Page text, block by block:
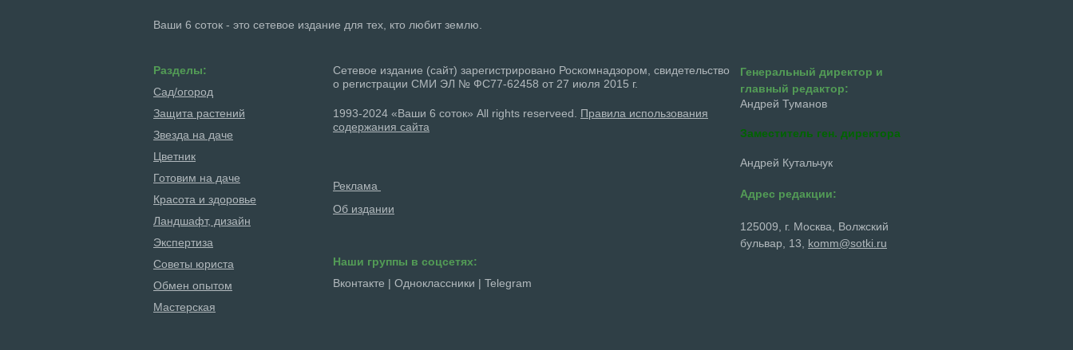
Ваши 6 соток - это сетевое издание для тех, кто любит землю.
Разделы:
Сад/огород
Защита растений
Звезда на даче
Цветник
Готовим на даче
Красота и здоровье
Ландшафт, дизайн
Экспертиза
Советы юриста
Обмен опытом
Мастерская
Сетевое издание (сайт) зарегистрировано Роскомнадзором, свидетельство
о регистрации СМИ ЭЛ № ФС77-62458 от 27 июля 2015 г.
1993-2024 «Ваши 6 соток» All rights reserveed. Правила использования
содержания сайта
Реклама
Об издании
Наши группы в соцсетях:
Вконтакте | Одноклассники | Telegram
Генеральный директор и
главный редактор:
Андрей Туманов
Заместитель ген. директора
Андрей Кутальчук
Адрес редакции:
125009, г. Москва, Волжский
бульвар, 13, komm@sotki.ru